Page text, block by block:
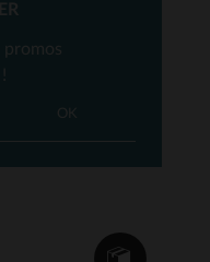
promos
OK